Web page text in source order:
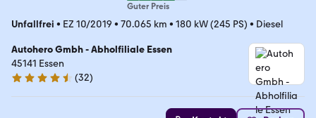
Guter Preis
Unfallfrei • EZ 10/2019 • 70.065 km • 180 kW (245 PS) • Diesel
Autohero Gmbh - Abholfiliale Essen
45141 Essen
4.7 Sterne
(32)